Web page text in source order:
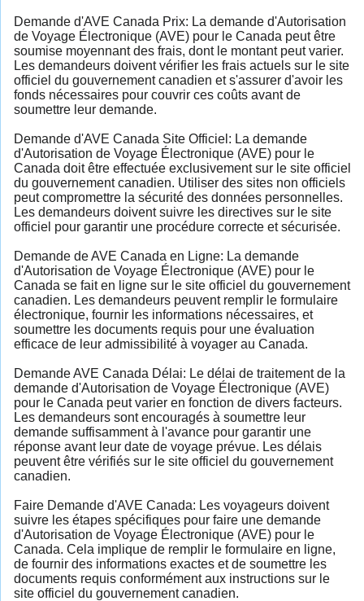
Demande d'AVE Canada Prix: La demande d'Autorisation
de Voyage Électronique (AVE) pour le Canada peut être
soumise moyennant des frais, dont le montant peut varier.
Les demandeurs doivent vérifier les frais actuels sur le site
officiel du gouvernement canadien et s'assurer d'avoir les
fonds nécessaires pour couvrir ces coûts avant de
soumettre leur demande.
Demande d'AVE Canada Site Officiel: La demande
d'Autorisation de Voyage Électronique (AVE) pour le
Canada doit être effectuée exclusivement sur le site officiel
du gouvernement canadien. Utiliser des sites non officiels
peut compromettre la sécurité des données personnelles.
Les demandeurs doivent suivre les directives sur le site
officiel pour garantir une procédure correcte et sécurisée.
Demande de AVE Canada en Ligne: La demande
d'Autorisation de Voyage Électronique (AVE) pour le
Canada se fait en ligne sur le site officiel du gouvernement
canadien. Les demandeurs peuvent remplir le formulaire
électronique, fournir les informations nécessaires, et
soumettre les documents requis pour une évaluation
efficace de leur admissibilité à voyager au Canada.
Demande AVE Canada Délai: Le délai de traitement de la
demande d'Autorisation de Voyage Électronique (AVE)
pour le Canada peut varier en fonction de divers facteurs.
Les demandeurs sont encouragés à soumettre leur
demande suffisamment à l'avance pour garantir une
réponse avant leur date de voyage prévue. Les délais
peuvent être vérifiés sur le site officiel du gouvernement
canadien.
Faire Demande d'AVE Canada: Les voyageurs doivent
suivre les étapes spécifiques pour faire une demande
d'Autorisation de Voyage Électronique (AVE) pour le
Canada. Cela implique de remplir le formulaire en ligne,
de fournir des informations exactes et de soumettre les
documents requis conformément aux instructions sur le
site officiel du gouvernement canadien.